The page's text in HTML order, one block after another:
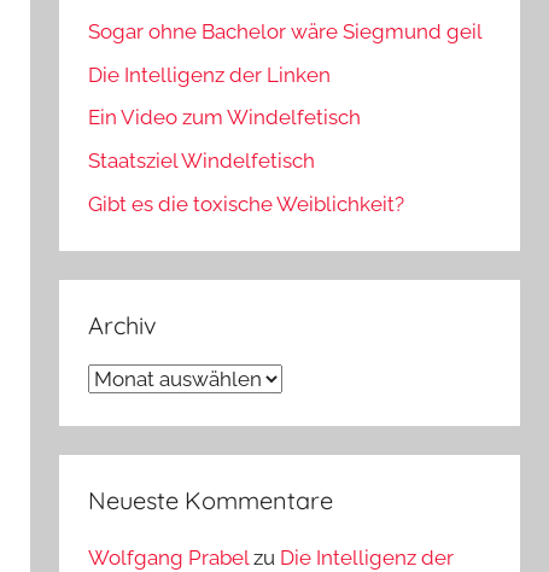
Sogar ohne Bachelor wäre Siegmund geil
Die Intelligenz der Linken
Ein Video zum Windelfetisch
Staatsziel Windelfetisch
Gibt es die toxische Weiblichkeit?
Archiv
Archiv
Neueste Kommentare
Wolfgang Prabelzu Die Intelligenz der